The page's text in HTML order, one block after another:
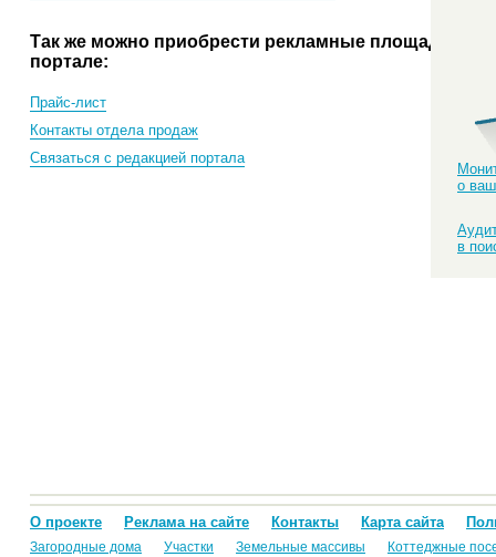
о
в
Так же можно приобрести рекламные площади на
портале:
Прайс-лист
Контакты отдела продаж
Связаться с редакцией портала
О проекте Реклама на сайте Контакты Карта сайта
Загородные дома Участки Земельные массивы Коттеджные